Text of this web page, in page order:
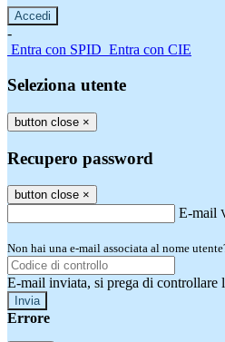
-
Entra con SPID Entra con CIE
Seleziona utente
button close ×
Recupero password
button close ×
E-mail
Non hai una e-mail associata al nome
E-mail inviata, si prega di controllare
Errore